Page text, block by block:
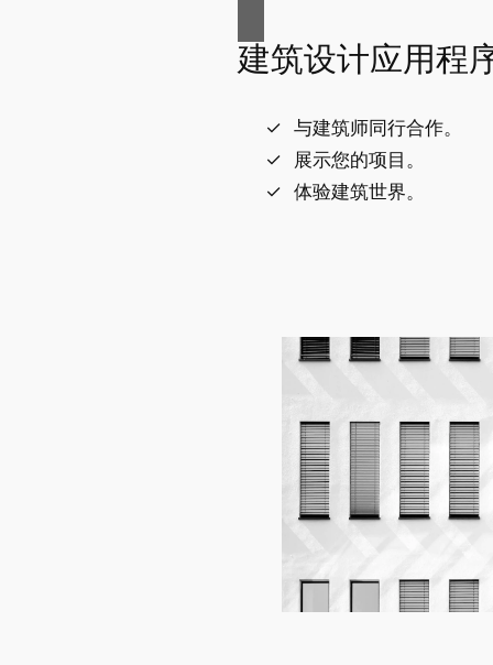
建筑设计应用程
与建筑师同行合作。
展示您的项目。
体验建筑世界。